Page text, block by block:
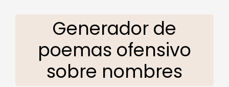
Generador de
poemas ofensivo
sobre nombres